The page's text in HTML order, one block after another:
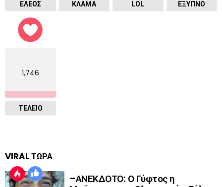
ΕΛΕΟΣ ΚΛΑΜΑ LOL ΈΞΥΠΝΟ
1,746
ΤΕΛΕΙΟ
VIRAL ΤΩΡΑ
–ΑΝΕΚΔΟΤΟ: Ο Γύφτος η